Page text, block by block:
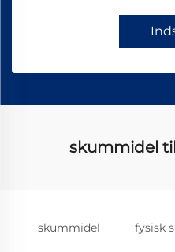
skummidel
skummidel fysisk